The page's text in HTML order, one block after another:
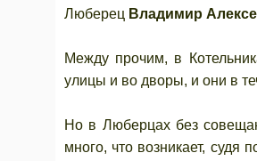
Люберец Владимир
Между прочим, в
улицы и во дворы, и они в
Но в Люберцах без
много, что возникает, судя